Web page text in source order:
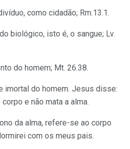
como cidadão; Rm.13.1.
biológico, isto é, o sangue; Lv.
do homem; Mt. 26.38.
imortal do homem. Jesus disse:
e não mata a alma.
da alma, refere-se ao corpo
com os meus pais.